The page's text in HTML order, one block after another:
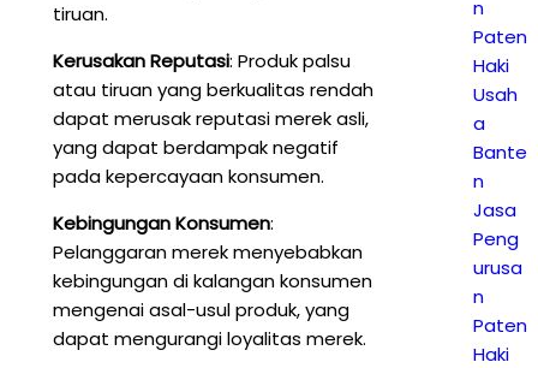
tiruan.
Kerusakan Reputasi: Produk palsu
atau tiruan yang berkualitas rendah
dapat merusak reputasi merek asli,
yang dapat berdampak negatif
pada kepercayaan konsumen.
Kebingungan Konsumen:
Pelanggaran merek menyebabkan
kebingungan di kalangan konsumen
mengenai asal-usul produk, yang
dapat mengurangi loyalitas merek.
n
Paten
Haki
Usah
a
Bante
n
Jasa
Peng
urusa
n
Paten
Haki